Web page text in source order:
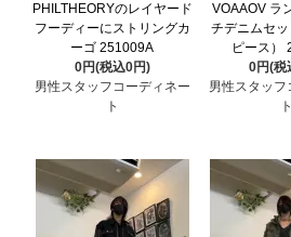
PHILTHEORYのレイヤード
フーディーにストリングカ
ーゴ 251009A
0円(税込0円)
男性スタッフコーディネー
ト
VOAAOV ラ
チデニムセ
ピース）
0円(税
男性スタッフ
ト